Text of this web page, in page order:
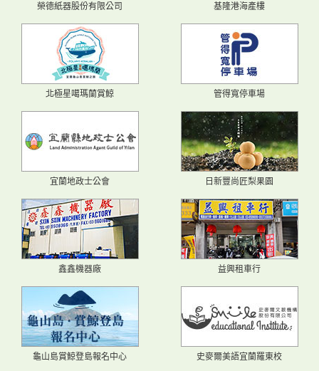
榮德紙器股份有限公司 基隆港海產樓
北極星噶瑪蘭賞鯨 管得寬停車場
宜蘭地政士公會 日新豐尚匠梨果園
鑫鑫機器廠 益興租車行
龜山島賞鯨登島報名中心 史麥爾美語宜蘭羅東校